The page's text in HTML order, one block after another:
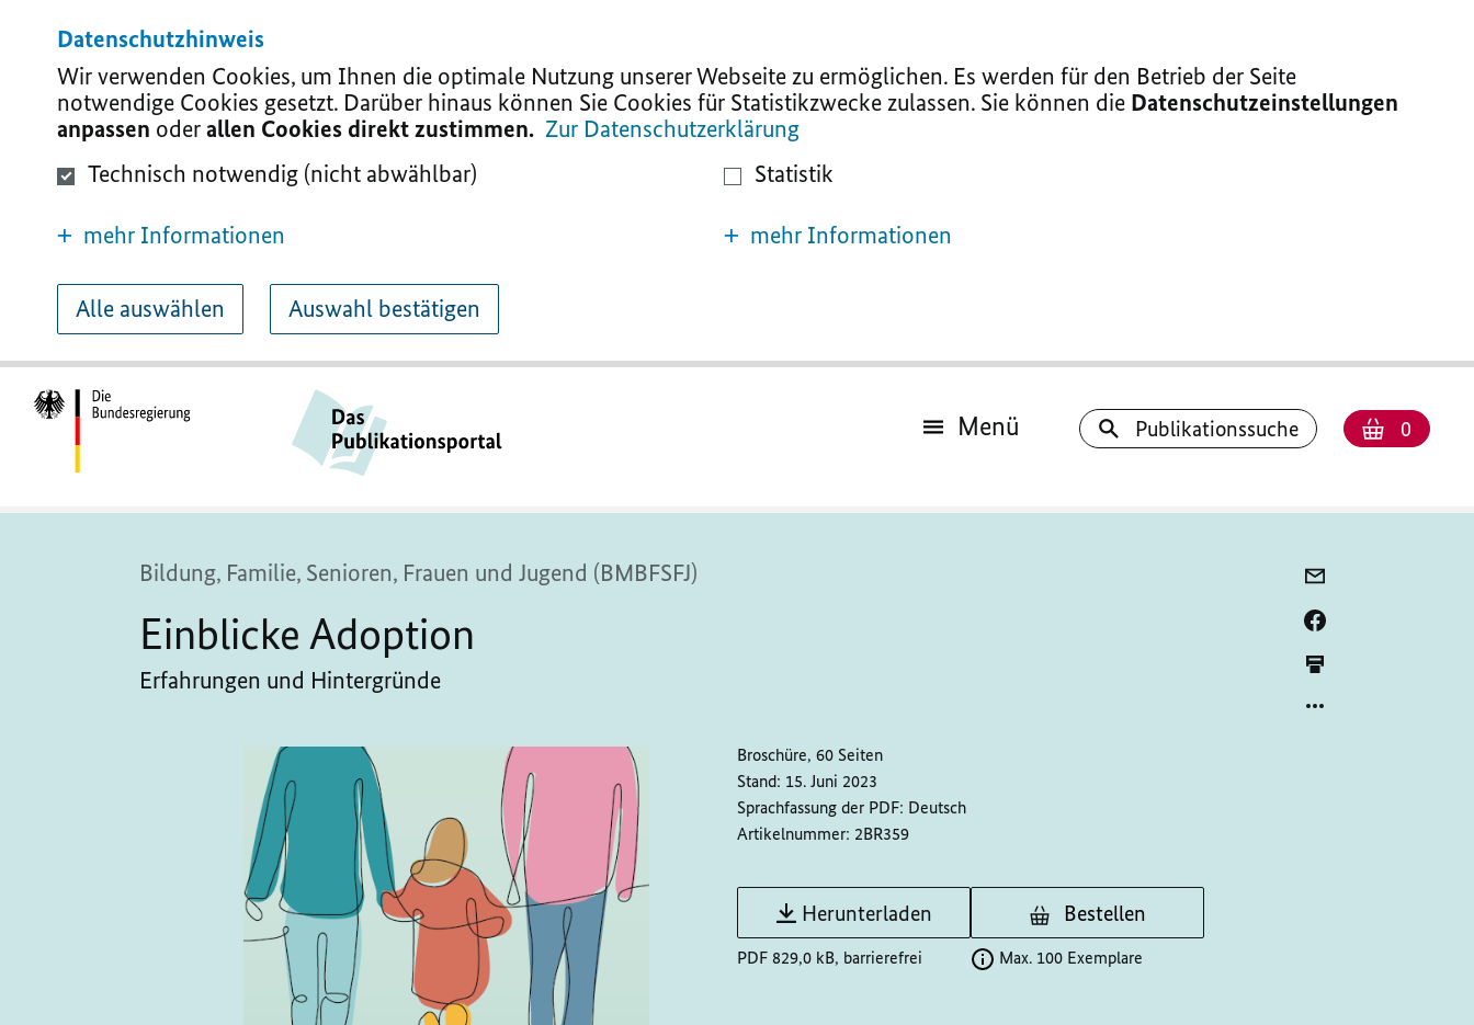
Datenschutzhinweis
Wir verwenden Cookies, um Ihnen die optimale Nutzung unserer Webseite zu ermöglichen. Es werden für den Betrieb der Seite
notwendige Cookies gesetzt. Darüber hinaus können Sie Cookies für Statistikzwecke zulassen. Sie können die Datenschutzeinstellungen
anpassen oderallen Cookies direkt zustimmen. Zur Datenschutzerklärung
Technisch notwendig (nicht abwählbar)
mehr Informationen
Statistik
mehr Informationen
Alle auswählen Auswahl bestätigen
Menü Publikationssuche Anzahl
0
Bildung, Familie, Senioren, Frauen und Jugend (BMBFSFJ)
Einblicke Adoption
Erfahrungen und Hintergründe
Broschüre, 60 Seiten
Stand: 15. Juni 2023
Sprachfassung der PDF: Deutsch
Artikelnummer: 2BR359
Herunterladen
PDF 829,0 kB, barrierefrei
Bestellen
Max. 100 Exemplare